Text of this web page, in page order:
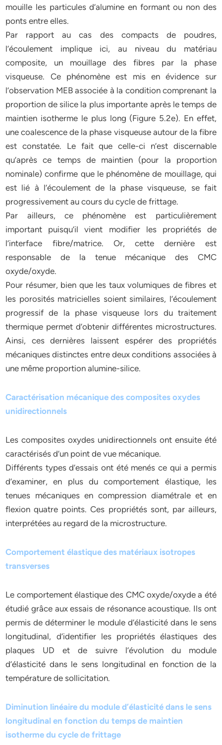
mouille les particules d’alumine en formant ou non des
ponts entre elles.
Par rapport au cas des compacts de poudres,
l’écoulement implique ici, au niveau du matériau
composite, un mouillage des fibres par la phase
visqueuse. Ce phénomène est mis en évidence sur
l’observation MEB associée à la condition comprenant la
proportion de silice la plus importante après le temps de
maintien isotherme le plus long (Figure 5.2e). En effet,
une coalescence de la phase visqueuse autour de la fibre
est constatée. Le fait que celle-ci n’est discernable
qu’après ce temps de maintien (pour la proportion
nominale) confirme que le phénomène de mouillage, qui
est lié à l’écoulement de la phase visqueuse, se fait
progressivement au cours du cycle de frittage.
Par ailleurs, ce phénomène est particulièrement
important puisqu’il vient modifier les propriétés de
l’interface fibre/matrice. Or, cette dernière est
responsable de la tenue mécanique des CMC
oxyde/oxyde.
Pour résumer, bien que les taux volumiques de fibres et
les porosités matricielles soient similaires, l’écoulement
progressif de la phase visqueuse lors du traitement
thermique permet d’obtenir différentes microstructures.
Ainsi, ces dernières laissent espérer des propriétés
mécaniques distinctes entre deux conditions associées à
une même proportion alumine-silice.
Caractérisation mécanique des composites oxydes
unidirectionnels
Les composites oxydes unidirectionnels ont ensuite été
caractérisés d’un point de vue mécanique.
Différents types d’essais ont été menés ce qui a permis
d’examiner, en plus du comportement élastique, les
tenues mécaniques en compression diamétrale et en
flexion quatre points. Ces propriétés sont, par ailleurs,
interprétées au regard de la microstructure.
Comportement élastique des matériaux isotropes
transverses
Le comportement élastique des CMC oxyde/oxyde a été
étudié grâce aux essais de résonance acoustique. Ils ont
permis de déterminer le module d’élasticité dans le sens
longitudinal, d’identifier les propriétés élastiques des
plaques UD et de suivre l’évolution du module
d’élasticité dans le sens longitudinal en fonction de la
température de sollicitation.
Diminution linéaire du module d’élasticité dans le sens
longitudinal en fonction du temps de maintien
isotherme du cycle de frittage